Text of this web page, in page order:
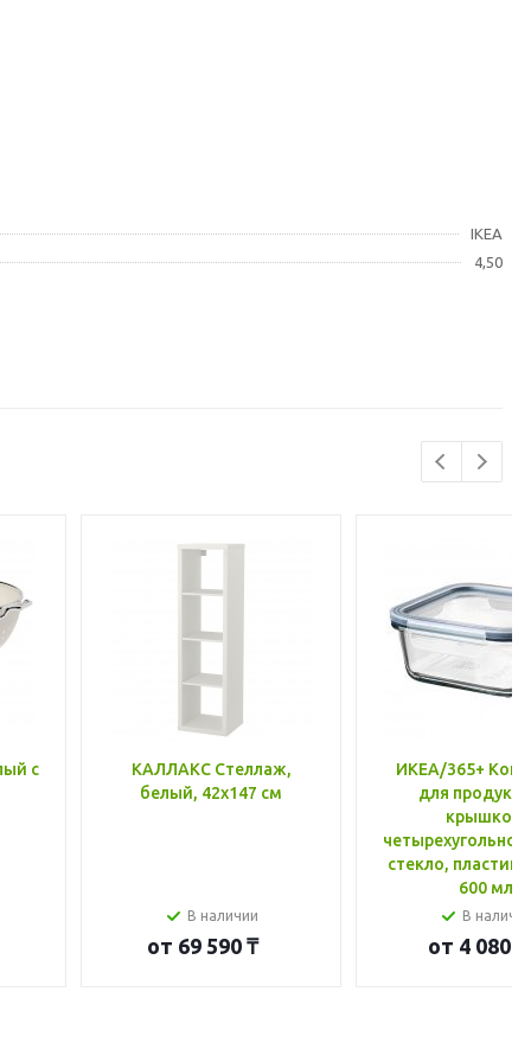
IKEA
4,50
с
КАЛЛАКС Стеллаж,
белый, 42x147 см
В наличии
от 69 590 ₸
ИКЕА/365+
для
крышкой,
стекло, пластик
600 мл
В
от 4 080 ₸